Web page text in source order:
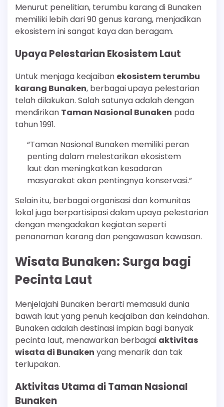
Menurut penelitian, terumbu karang di Bunaken
memiliki lebih dari 90 genus karang, menjadikan
ekosistem ini sangat kaya dan beragam.
Upaya Pelestarian Ekosistem Laut
Untuk menjaga keajaiban ekosistem terumbu
karang Bunaken, berbagai upaya pelestarian
telah dilakukan. Salah satunya adalah dengan
mendirikan Taman Nasional Bunaken pada
tahun 1991.
“Taman Nasional Bunaken memiliki peran
penting dalam melestarikan ekosistem
laut dan meningkatkan kesadaran
masyarakat akan pentingnya konservasi.”
Selain itu, berbagai organisasi dan komunitas
lokal juga berpartisipasi dalam upaya pelestarian
dengan mengadakan kegiatan seperti
penanaman karang dan pengawasan kawasan.
Wisata Bunaken: Surga bagi
Pecinta Laut
Menjelajahi Bunaken berarti memasuki dunia
bawah laut yang penuh keajaiban dan keindahan.
Bunaken adalah destinasi impian bagi banyak
pecinta laut, menawarkan berbagai aktivitas
wisata di Bunaken yang menarik dan tak
terlupakan.
Aktivitas Utama di Taman Nasional
Bunaken